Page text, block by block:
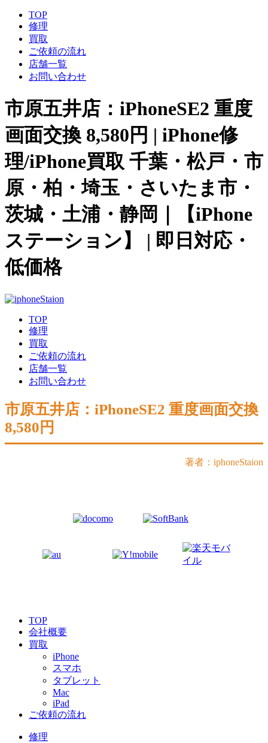
TOP
修理
買取
ご依頼の流れ
店舗一覧
お問い合わせ
市原五井店：iPhoneSE2 重度
画面交換 8,580円 | iPhone修
理/iPhone買取 千葉・松戸・市
原・柏・埼玉・さいたま市・
茨城・土浦・静岡｜【iPhone
ステーション】 | 即日対応・
低価格
TOP
修理
買取
ご依頼の流れ
店舗一覧
お問い合わせ
市原五井店：iPhoneSE2 重度画面交換
8,580円
著者：iphoneStaion
TOP
会社概要
買取
iPhone
スマホ
タブレット
Mac
iPad
ご依頼の流れ
修理